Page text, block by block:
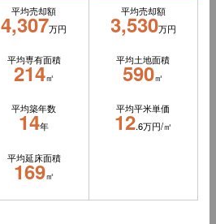
平均売却額
4,307万円
平均専有面積
214㎡
平均築年数
14年
平均延床面積
169㎡
平均売却額
3,530万円
平均土地面積
590㎡
平均平米単価
12.6万円/㎡